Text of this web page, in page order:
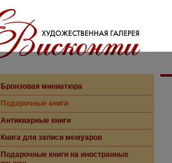
Бронзовая миниатюра
Подарочные книги
Антикварные книги
Книга для записи мемуаров
Подарочные книги на иностранных